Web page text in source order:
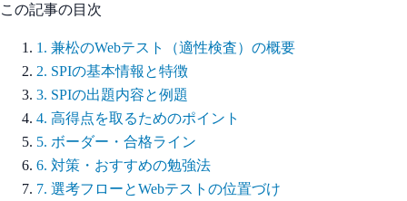
この記事の目次
1 . 兼松のWebテスト（適性検査）の概要
2. SPIの基本情報と特徴
3. SPIの出題内容と例題
4. 高得点を取るためのポイント
5. ボーダー・合格ライン
6. 対策・おすすめの勉強法
7. 選考フローとWebテストの位置づけ